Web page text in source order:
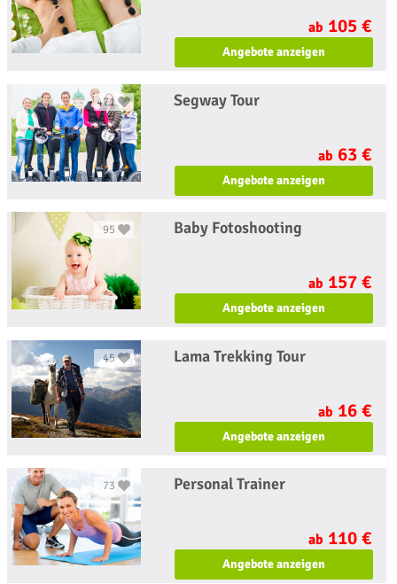
ab 105 €
Angebote anzeigen
471 Segway Tour
ab 63 €
Angebote anzeigen
95 Baby Fotoshooting
ab 157 €
Angebote anzeigen
45 Lama Trekking Tour
ab 16 €
Angebote anzeigen
73 Personal Trainer
ab 110 €
Angebote anzeigen